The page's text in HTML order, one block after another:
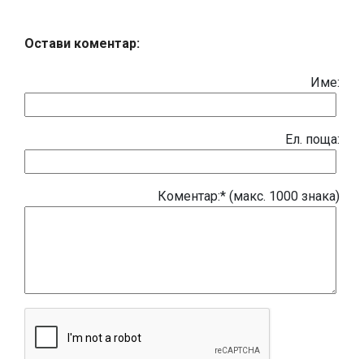
Остави коментар:
Име:
Eл. поща:
Коментар:* (макс. 1000 знака)